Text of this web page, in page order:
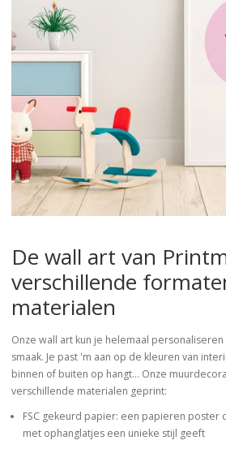
De wall art van
verschillende
materialen
Onze wall art kun je helemaal
smaak. Je past 'm aan op de kleuren van
binnen of buiten op hangt... Onze
verschillende materialen geprint:
FSC gekeurd papier: een papieren poster
met ophanglatjes een unieke stijl geeft